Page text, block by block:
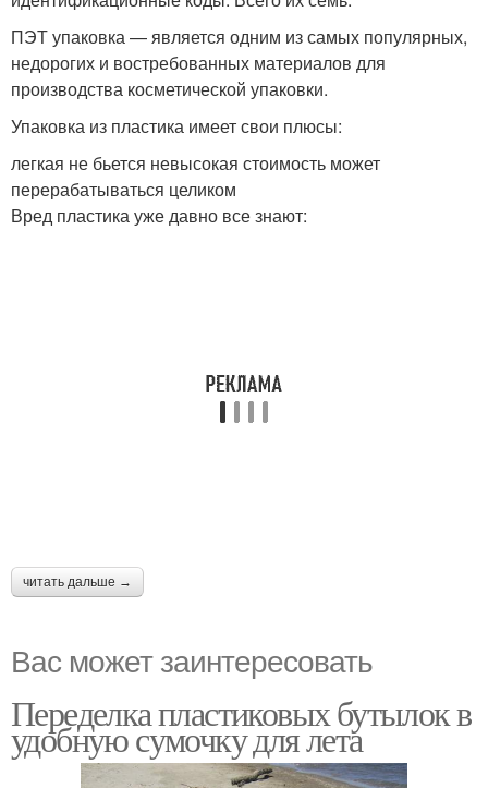
ПЭТ упаковка — является одним из самых популярных,
недорогих и востребованных материалов для
производства косметической упаковки.
Упаковка из пластика имеет свои плюсы:
легкая не бьется невысокая стоимость может
перерабатываться целиком
Вред пластика уже давно все знают:
читать дальше →
Вас может заинтересовать
Переделка пластиковых бутылок в
удобную сумочку для лета